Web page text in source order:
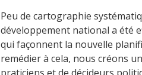
Peu de cartographie
développement national a été
qui façonnent la nouvelle
remédier à cela, nous créons